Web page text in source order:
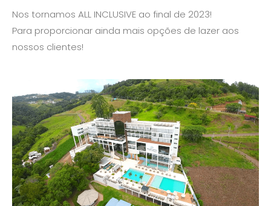
Nos tornamos ALL INCLUSIVE ao final de 2023!
Para proporcionar ainda mais opções de lazer aos
nossos clientes!